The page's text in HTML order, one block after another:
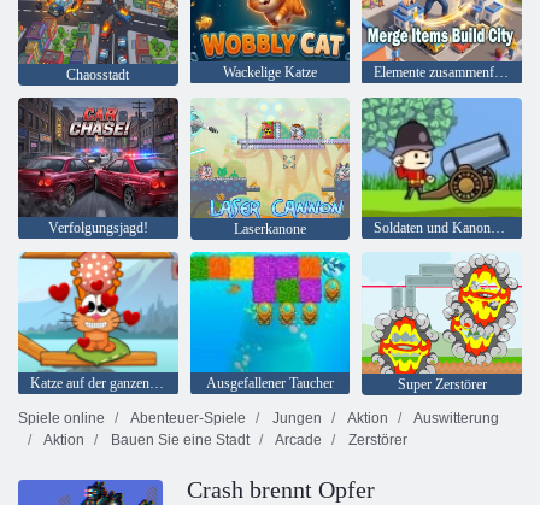
Chaosstadt Wackelige Katze Elemente zusammenführen, Stadt bauen
Verfolgungsjagd! Laserkanone Soldaten und Kanonen: Mountain Attack
Katze auf der ganzen Welt - Alpenseen Ausgefallener Taucher
Super Zerstörer
Spiele online
Abenteuer-Spiele Jungen Aktion
Auswitterung
Aktion
Bauen Sie eine Stadt Arcade Zerstörer
Crash brennt Opfer